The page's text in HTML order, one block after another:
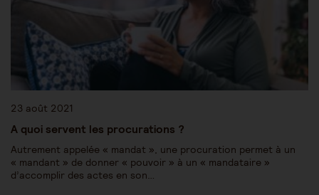
23 août 2021
A quoi servent les procurations ?
Autrement appelée « mandat », une procuration permet à un
« mandant » de donner « pouvoir » à un « mandataire »
d’accomplir des actes en son…